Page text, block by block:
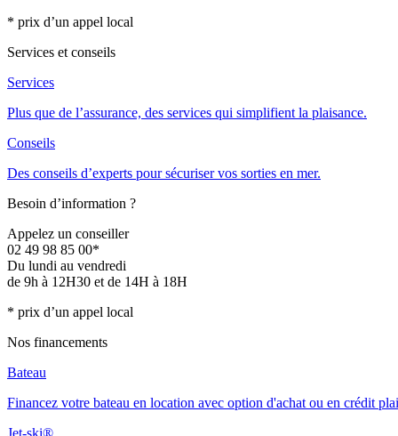
* prix d’un appel local
Services et conseils
Services
Plus que de l’assurance, des services qui simplifient la plaisance.
Conseils
Des conseils d’experts pour sécuriser vos sorties en mer.
Besoin d’information ?
Appelez un conseiller
02 49 98 85 00*
Du lundi au vendredi
de 9h à 12H30 et de 14H à 18H
* prix d’un appel local
Nos financements
Bateau
Financez votre bateau en location avec option d'achat ou en crédit
Jet-ski®